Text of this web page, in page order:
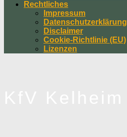
Rechtliches
Impressum
Datenschutzerklärung
Disclaimer
Cookie-Richtlinie (EU)
Lizenzen